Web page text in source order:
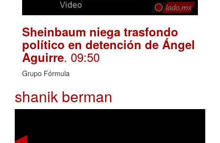
Sheinbaum niega trasfondo
político en detención de Ángel
Aguirre. 09:50
Grupo Fórmula
shanik berman